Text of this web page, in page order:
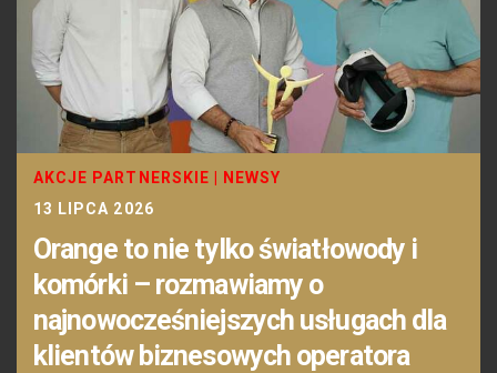
AKCJE PARTNERSKIE
NEWSY
13 LIPCA 2026
Orange to nie tylko światłowody i
komórki – rozmawiamy o
najnowocześniejszych usługach dla
klientów biznesowych operatora